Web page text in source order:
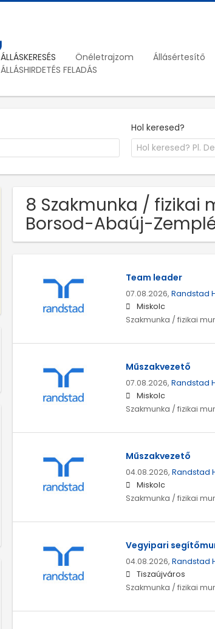
ÁLLÁSKERESÉS Önéletrajzom Állásértesítő
ÁLLÁSHIRDETÉS FELADÁS
Hol keresed?
8 Szakmunka / fizikai
Borsod-Abaúj-
Team leader
07.08.2026, Randstad
Miskolc
Szakmunka / fizikai
Műszakvezető
07.08.2026, Randstad
Miskolc
Szakmunka / fizikai
Műszakvezető
04.08.2026, Randstad
Miskolc
Szakmunka / fizikai
Vegyipari
04.08.2026, Randstad
Tiszaújváros
Szakmunka / fizikai